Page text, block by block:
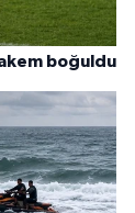
boğuldu